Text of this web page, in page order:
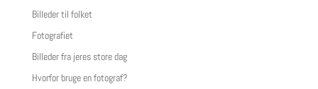
Billeder til folket
Fotografiet
Billeder fra jeres store dag
Hvorfor bruge en fotograf?